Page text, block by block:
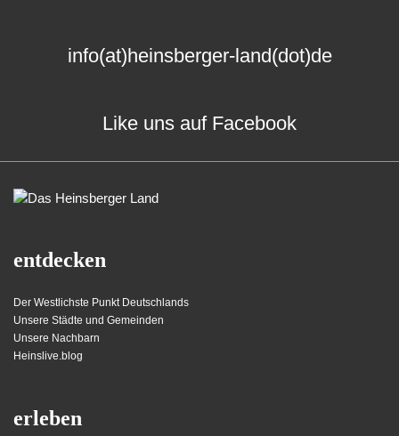
info(at)heinsberger-land(dot)de
Like uns auf Facebook
entdecken
Der Westlichste Punkt Deutschlands
Unsere Städte und Gemeinden
Unsere Nachbarn
Heinslive.blog
erleben